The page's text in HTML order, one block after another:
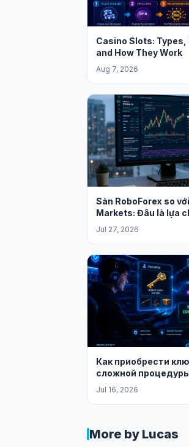
Casino Slots:
and How They Work
Aug 7, 2026
Sàn RoboForex so
Markets: Đâu là lựa
Jul 27, 2026
Как приобрести
сложной
Jul 16, 2026
More by Lucas